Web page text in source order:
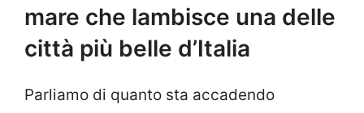
mare che lambisce una delle
città più belle d’Italia
Parliamo di quanto sta accadendo